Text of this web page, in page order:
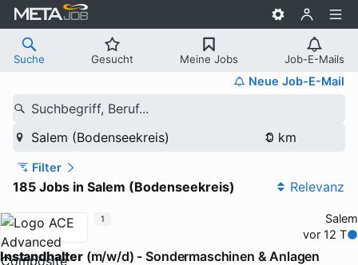
Suche Gesucht Meine Jobs Job-E-Mails
Neue Job-E-Mail
Suchbegriff, Beruf...
Salem (Bodenseekreis)
Filter
185 Jobs in Salem (Bodenseekreis) Relevanz
Salem
vor 12 T
Instandhalter(m/w/d) - Sondermaschinen & Anlagen
1